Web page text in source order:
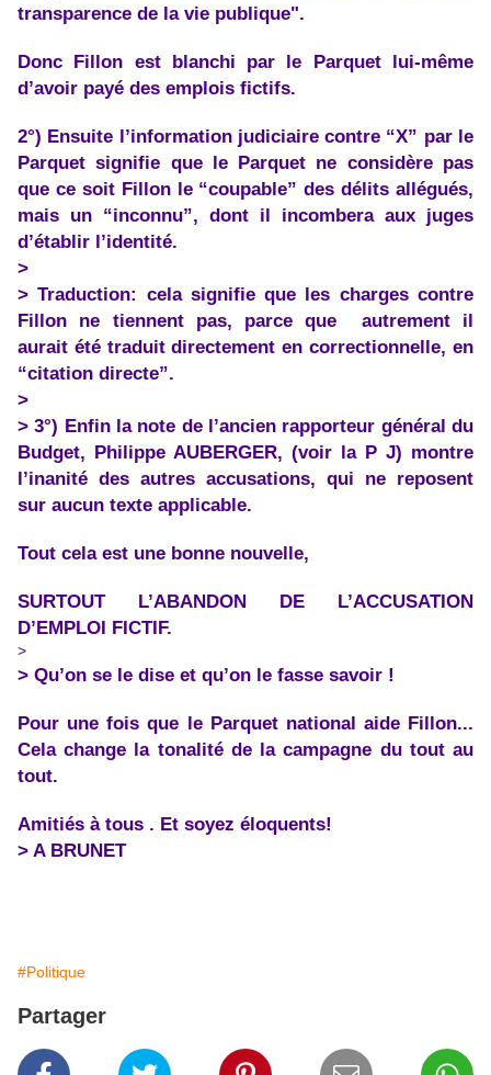
transparence de la vie publique".
Donc Fillon est blanchi par le Parquet lui-même
d’avoir payé des emplois fictifs.
2°) Ensuite l’information judiciaire contre “X” par le
Parquet signifie que le Parquet ne considère pas
que ce soit Fillon le “coupable” des délits allégués,
mais un “inconnu”, dont il incombera aux juges
d’établir l’identité.
>
> Traduction: cela signifie que les charges contre
Fillon ne tiennent pas, parce que autrement il
aurait été traduit directement en correctionnelle, en
“citation directe”.
>
> 3°) Enfin la note de l’ancien rapporteur général du
Budget, Philippe AUBERGER, (voir la P J) montre
l’inanité des autres accusations, qui ne reposent
sur aucun texte applicable.
Tout cela est une bonne nouvelle,
SURTOUT L’ABANDON DE L’ACCUSATION
D’EMPLOI FICTIF.
>
> Qu’on se le dise et qu’on le fasse savoir !
Pour une fois que le Parquet national aide Fillon...
Cela change la tonalité de la campagne du tout au
tout.
Amitiés à tous . Et soyez éloquents!
> A BRUNET
#Politique
Partager